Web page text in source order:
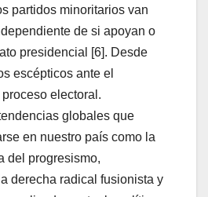
partidos minoritarios van
de si apoyan o
presidencial [6]. Desde
escépticos ante el
electoral.
globales que
en nuestro país como la
del progresismo,
derecha radical fusionista y